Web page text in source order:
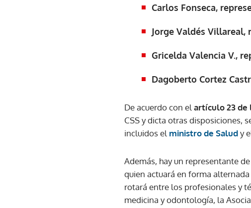
Carlos Fonseca,
Jorge Valdés Villareal,
Gricelda Valencia V.,
Dagoberto Cortez
De acuerdo con el artículo 23 de
CSS y dicta otras disposiciones,
incluidos el ministro de Saludy
Además, hay un representante
quien actuará en forma
rotará entre los profesionales y
medicina y odontología, la